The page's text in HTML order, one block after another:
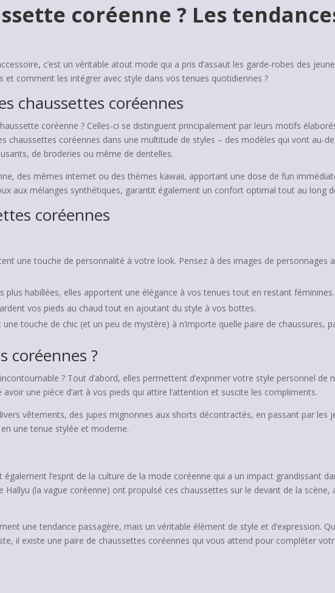
coréenne ? Les
c’est un véritable atout mode qui a pris d’assaut les garde-robes des
et comment les intégrer avec style dans vos tenues quotidiennes ?
chaussettes coréennes
coréenne ? Celles-ci se distinguent principalement par leurs motifs
chaussettes coréennes dans une multitude de styles – des modèles qui vont au-
de broderies ou même de dentelles.
des mèmes internet ou des thèmes kawaii, apportant une dose de fun
aux mélanges synthétiques, garantit également un confort optimal tout au long
coréennes
une touche de personnalité à votre look. Pensez à des images de personnages
plus habillées, elles apportent une élégance à vos tenues tout en restant féminines.
vos pieds au chaud tout en ajoutant du style à vos bottes.
touche de chic (et un peu de mystère) à n’importe quelle paire de chaussures,
coréennes ?
? Tout d’abord, elles permettent d’exprimer votre style personnel de
une pièce d’art à vos pieds qui attire l’attention et suscite les compliments.
vêtements, des jupes mignonnes aux shorts décontractés, en passant par les
une tenue stylée et moderne.
l’esprit de la culture de la mode coréenne qui a un impact grandissant
(la vague coréenne) ont propulsé ces chaussettes sur le devant de la scène,
une tendance passagère, mais un véritable élément de style et d’expression.
il existe une paire de chaussettes coréennes qui vous attend pour compléter